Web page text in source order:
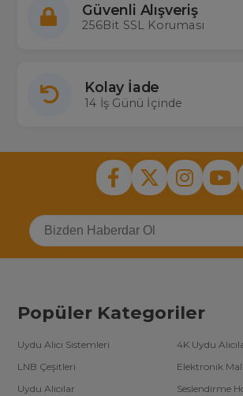
Güvenli Alışveriş
256Bit SSL Koruması
Kolay İade
14 İş Günü İçinde
Popüler Kategoriler
Uydu Alıcı Sistemleri
4K Uydu
LNB Çeşitleri
Elektronik
Uydu Alıcılar
Seslendirme